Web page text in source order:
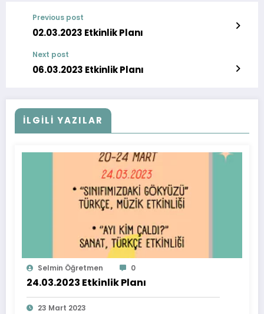
Previous post
02.03.2023 Etkinlik Planı
Next post
06.03.2023 Etkinlik Planı
İLGİLİ YAZILAR
Selmin Öğretmen 0
24.03.2023 Etkinlik Planı
23 Mart 2023